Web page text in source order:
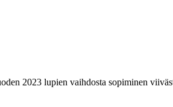
2023 lupien vaihdosta sopiminen